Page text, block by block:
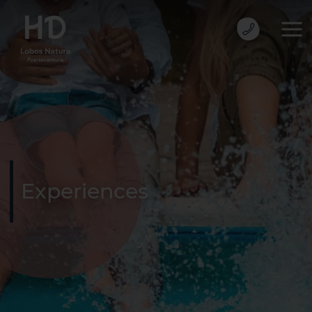
Experiences